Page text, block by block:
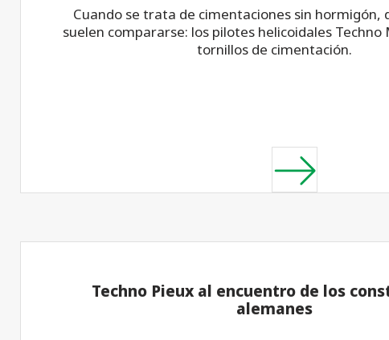
Cuando se trata de cimentaciones sin hormigón,
suelen compararse: los pilotes helicoidales Techno
tornillos de cimentación.
Techno Pieux al encuentro de los
alemanes